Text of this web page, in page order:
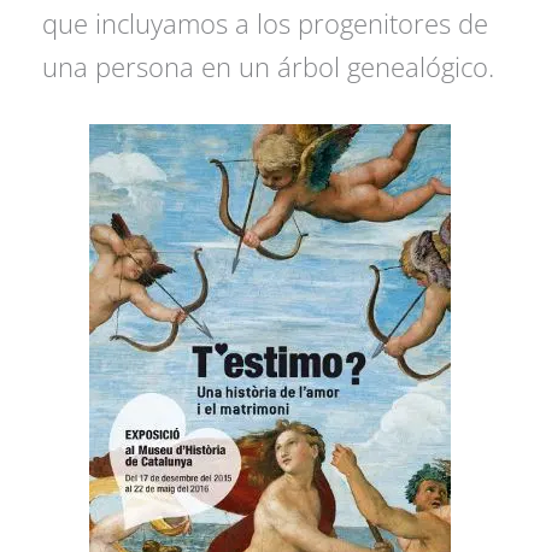
que incluyamos a los progenitores de
una persona en un árbol genealógico.